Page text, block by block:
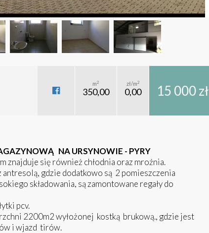
m2
350,00
zł/m2
0,00 15 000 zł
NA URSYNOWIE - PYRY
znajduje się również chłodnia oraz mroźnia.
gdzie dodatkowo są 2 pomieszczenia
składowania, są zamontowane regały do
pcv.
2200m2 wyłożonej kostką brukową., gdzie jest
i wjazd tirów.